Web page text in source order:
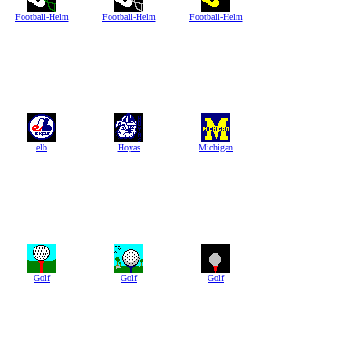
Football-Helm Football-Helm Football-Helm
elb Hoyas Michigan
Golf Golf Golf